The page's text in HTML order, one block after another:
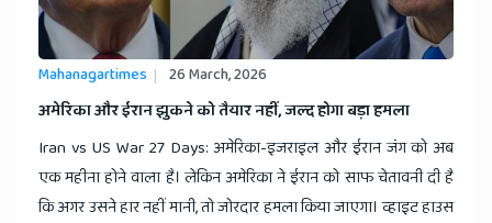
Mahanagartimes 26 March, 2026
अमेरिका और ईरान झुकने को तैयार नहीं, जल्द होगा बड़ा हमला
Iran vs US War 27 Days: अमेरिका-इजराइल और ईरान जंग को अब
एक महीना होने वाला है। लेकिन अमेरिका ने ईरान को साफ चेतावनी दी है
कि अगर उसने हार नहीं मानी, तो जोरदार हमला किया जाएगा। व्हाइट हाउस